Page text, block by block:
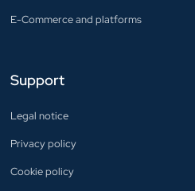
E-Commerce and platforms
Support
Legal notice
Privacy policy
Cookie policy